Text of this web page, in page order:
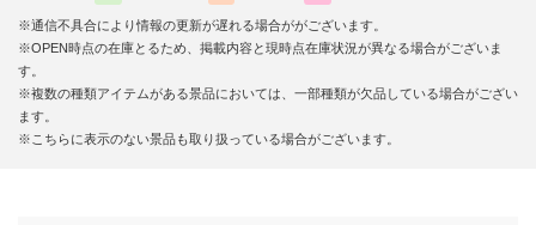
※通信不具合により情報の更新が遅れる場合ががございます。
※OPEN時点の在庫とるため、掲載内容と現時点在庫状況が異なる場合がございま
す。
※複数の種類アイテムがある景品においては、一部種類が欠品している場合がござい
ます。
※こちらに表示のない景品も取り扱っている場合がございます。